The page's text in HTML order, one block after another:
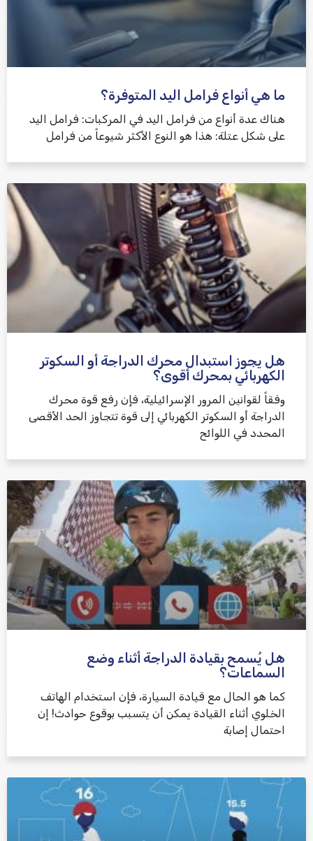
ما هي أنواع فرامل اليد المتوفرة؟
هناك عدة أنواع من فرامل اليد في المركبات: فرامل اليد
على شكل عتلة: هذا هو النوع الأكثر شيوعاً من فرامل
هل يجوز استبدال محرك الدراجة أو السكوتر
الكهربائي بمحرك أقوى؟
وفقاً لقوانين المرور الإسرائيلية، فإن رفع قوة محرك
الدراجة أو السكوتر الكهربائي إلى قوة تتجاوز الحد الأقصى
المحدد في اللوائح
هل يُسمح بقيادة الدراجة أثناء وضع
السماعات؟
كما هو الحال مع قيادة السيارة، فإن استخدام الهاتف
الخلوي أثناء القيادة يمكن أن يتسبب بوقوع حوادث! إن
احتمال إصابة